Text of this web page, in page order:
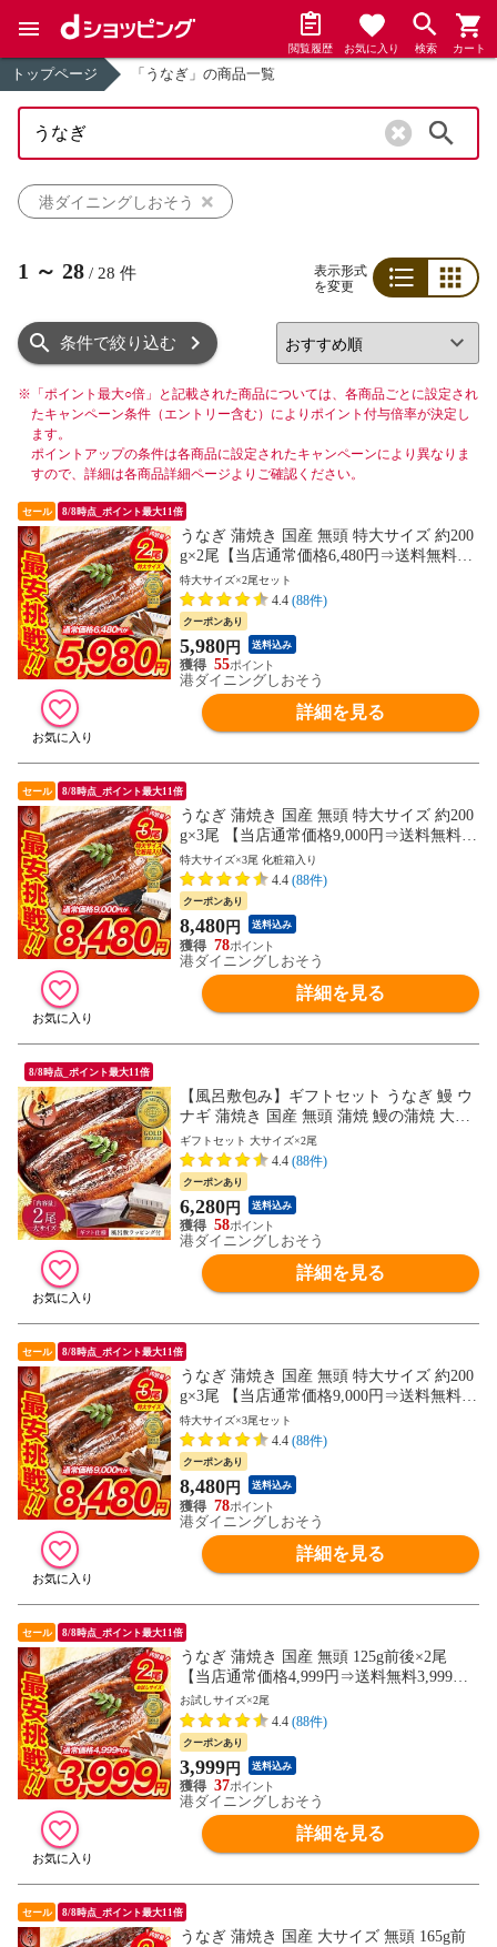
閲覧履歴 お気に入り 検索 カート
トップページ 「うなぎ」の商品一覧
港ダイニングしおそう
1 ～ 28 / 28 件
表示形式
を変更
条件で絞り込む
※ 「ポイント最大○倍」と記載された商品については、各商品ごとに設定され
たキャンペーン条件（エントリー含む）によりポイント付与倍率が決定し
ます。
ポイントアップの条件は各商品に設定されたキャンペーンにより異なりま
すので、詳細は各商品詳細ページよりご確認ください。
セール 8/8時点_ポイント最大11倍
うなぎ 蒲焼き 国産 無頭 特大サイズ 約200
g×2尾【当店通常価格6,480円⇒送料無料5,9
80円！】ウナギ 鰻 プレゼント 贈り物 ギフ
ト
特大サイズ×2尾セット
4.4 (88件)
クーポンあり
5,980円 送料込み
55
港ダイニングしおそう
詳細を見る
セール 8/8時点_ポイント最大11倍
うなぎ 蒲焼き 国産 無頭 特大サイズ 約200
g×3尾 【当店通常価格9,000円⇒送料無料8,
480円！】ウナギ 鰻 化粧箱 プレゼント 贈
り物 ギフト
特大サイズ×3尾 化粧箱入り
4.4 (88件)
クーポンあり
8,480円 送料込み
78
港ダイニングしおそう
詳細を見る
8/8時点_ポイント最大11倍
【風呂敷包み】ギフトセット うなぎ 鰻 ウ
ナギ 蒲焼き 国産 無頭 蒲焼 鰻の蒲焼 大サ
イズ 165g前後×2尾 国産鰻 化粧箱 うなぎ蒲
焼き 送料無料 うなぎの蒲焼 カット 食品
贈り物 記念日 夏 プレゼント ギフト 健康
実用的
ギフトセット 大サイズ×2尾
4.4 (88件)
クーポンあり
6,280円 送料込み
58
港ダイニングしおそう
詳細を見る
セール 8/8時点_ポイント最大11倍
うなぎ 蒲焼き 国産 無頭 特大サイズ 約200
g×3尾 【当店通常価格9,000円⇒送料無料8,
480円！】ウナギ 鰻 プレゼント 贈り物 ギ
フト
特大サイズ×3尾セット
4.4 (88件)
クーポンあり
8,480円 送料込み
78
港ダイニングしおそう
詳細を見る
セール 8/8時点_ポイント最大11倍
うなぎ 蒲焼き 国産 無頭 125g前後×2尾
【当店通常価格4,999円⇒送料無料3,999
円！】ウナギ 鰻 化粧箱 プレゼント 贈り物
ギフト
お試しサイズ×2尾
4.4 (88件)
クーポンあり
3,999円 送料込み
37
港ダイニングしおそう
詳細を見る
セール 8/8時点_ポイント最大11倍
うなぎ 蒲焼き 国産 大サイズ 無頭 165g前